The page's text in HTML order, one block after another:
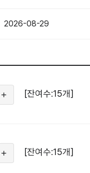
2026-08-29
[잔여수:15개]
[잔여수:15개]